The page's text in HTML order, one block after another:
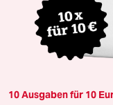
10 Ausgaben für 10